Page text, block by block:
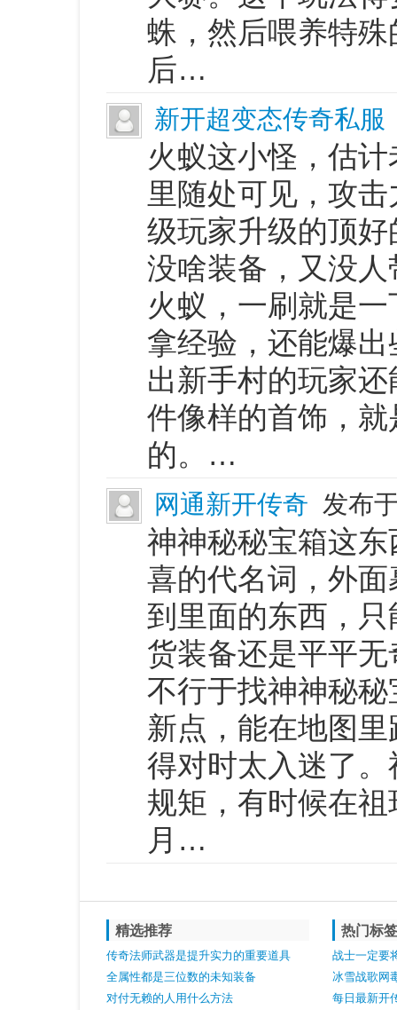
蛛，然后喂养特
后…
新开超变态传奇私服
火蚁这小怪，估
里随处可见，攻
级玩家升级的顶
没啥装备，又没
火蚁，一刷就是
拿经验，还能爆
出新手村的玩家
件像样的首饰，
的。…
网通新开传奇 发布
神神秘秘宝箱这
喜的代名词，外
到里面的东西，
货装备还是平平
不行于找神神秘
新点，能在地图
得对时太入迷了
规矩，有时候在
月…
精选推荐
传奇法师武器是提升实力的重要道具
全属性都是三位数的未知装备
对付无赖的人用什么方法
热门标
战士一定要
冰雪战歌网
龙蛇川
每日最新开